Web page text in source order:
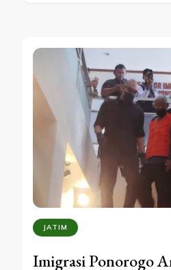
JATIM
Imigrasi Ponorogo